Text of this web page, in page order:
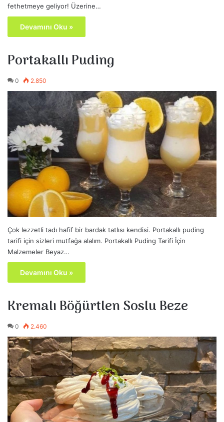
fethetmeye geliyor! Üzerine…
Devamını Oku »
Portakallı Puding
0 2.850
Çok lezzetli tadı hafif bir bardak tatlısı kendisi. Portakallı puding
tarifi için sizleri mutfağa alalım. Portakallı Puding Tarifi İçin
Malzemeler Beyaz…
Devamını Oku »
Kremalı Böğürtlen Soslu Beze
0 2.460